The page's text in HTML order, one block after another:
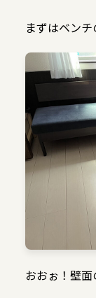
まずはベンチ
おおぉ！壁面